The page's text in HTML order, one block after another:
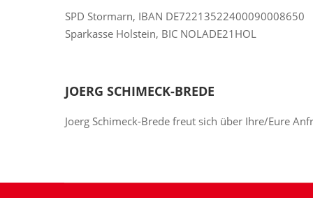
SPD Stormarn, IBAN DE72213522400090008650
Sparkasse Holstein, BIC NOLADE21HOL
JOERG SCHIMECK-BREDE
Joerg Schimeck-Brede freut sich über Ihre/Eure